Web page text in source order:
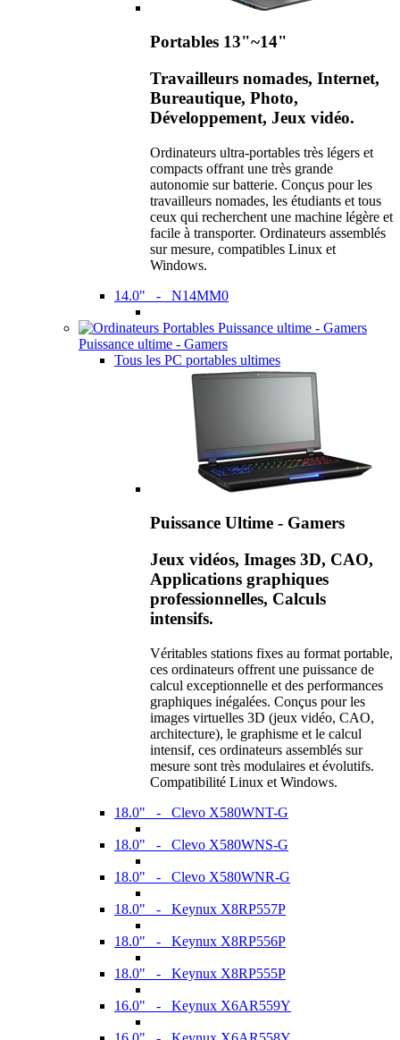
Portables 13"~14"
Travailleurs nomades, Internet,
Bureautique, Photo,
Développement, Jeux vidéo.
Ordinateurs ultra-portables très légers et
compacts offrant une très grande
autonomie sur batterie. Conçus pour les
travailleurs nomades, les étudiants et tous
ceux qui recherchent une machine légère et
facile à transporter. Ordinateurs assemblés
sur mesure, compatibles Linux et
Windows.
14.0" - N14MM0
Puissance ultime - Gamers
Tous les PC portables ultimes
Puissance Ultime - Gamers
Jeux vidéos, Images 3D, CAO,
Applications graphiques
professionnelles, Calculs
intensifs.
Véritables stations fixes au format portable,
ces ordinateurs offrent une puissance de
calcul exceptionnelle et des performances
graphiques inégalées. Conçus pour les
images virtuelles 3D (jeux vidéo, CAO,
architecture), le graphisme et le calcul
intensif, ces ordinateurs assemblés sur
mesure sont très modulaires et évolutifs.
Compatibilité Linux et Windows.
18.0" - Clevo X580WNT-G
18.0" - Clevo X580WNS-G
18.0" - Clevo X580WNR-G
18.0" - Keynux X8RP557P
18.0" - Keynux X8RP556P
18.0" - Keynux X8RP555P
16.0" - Keynux X6AR559Y